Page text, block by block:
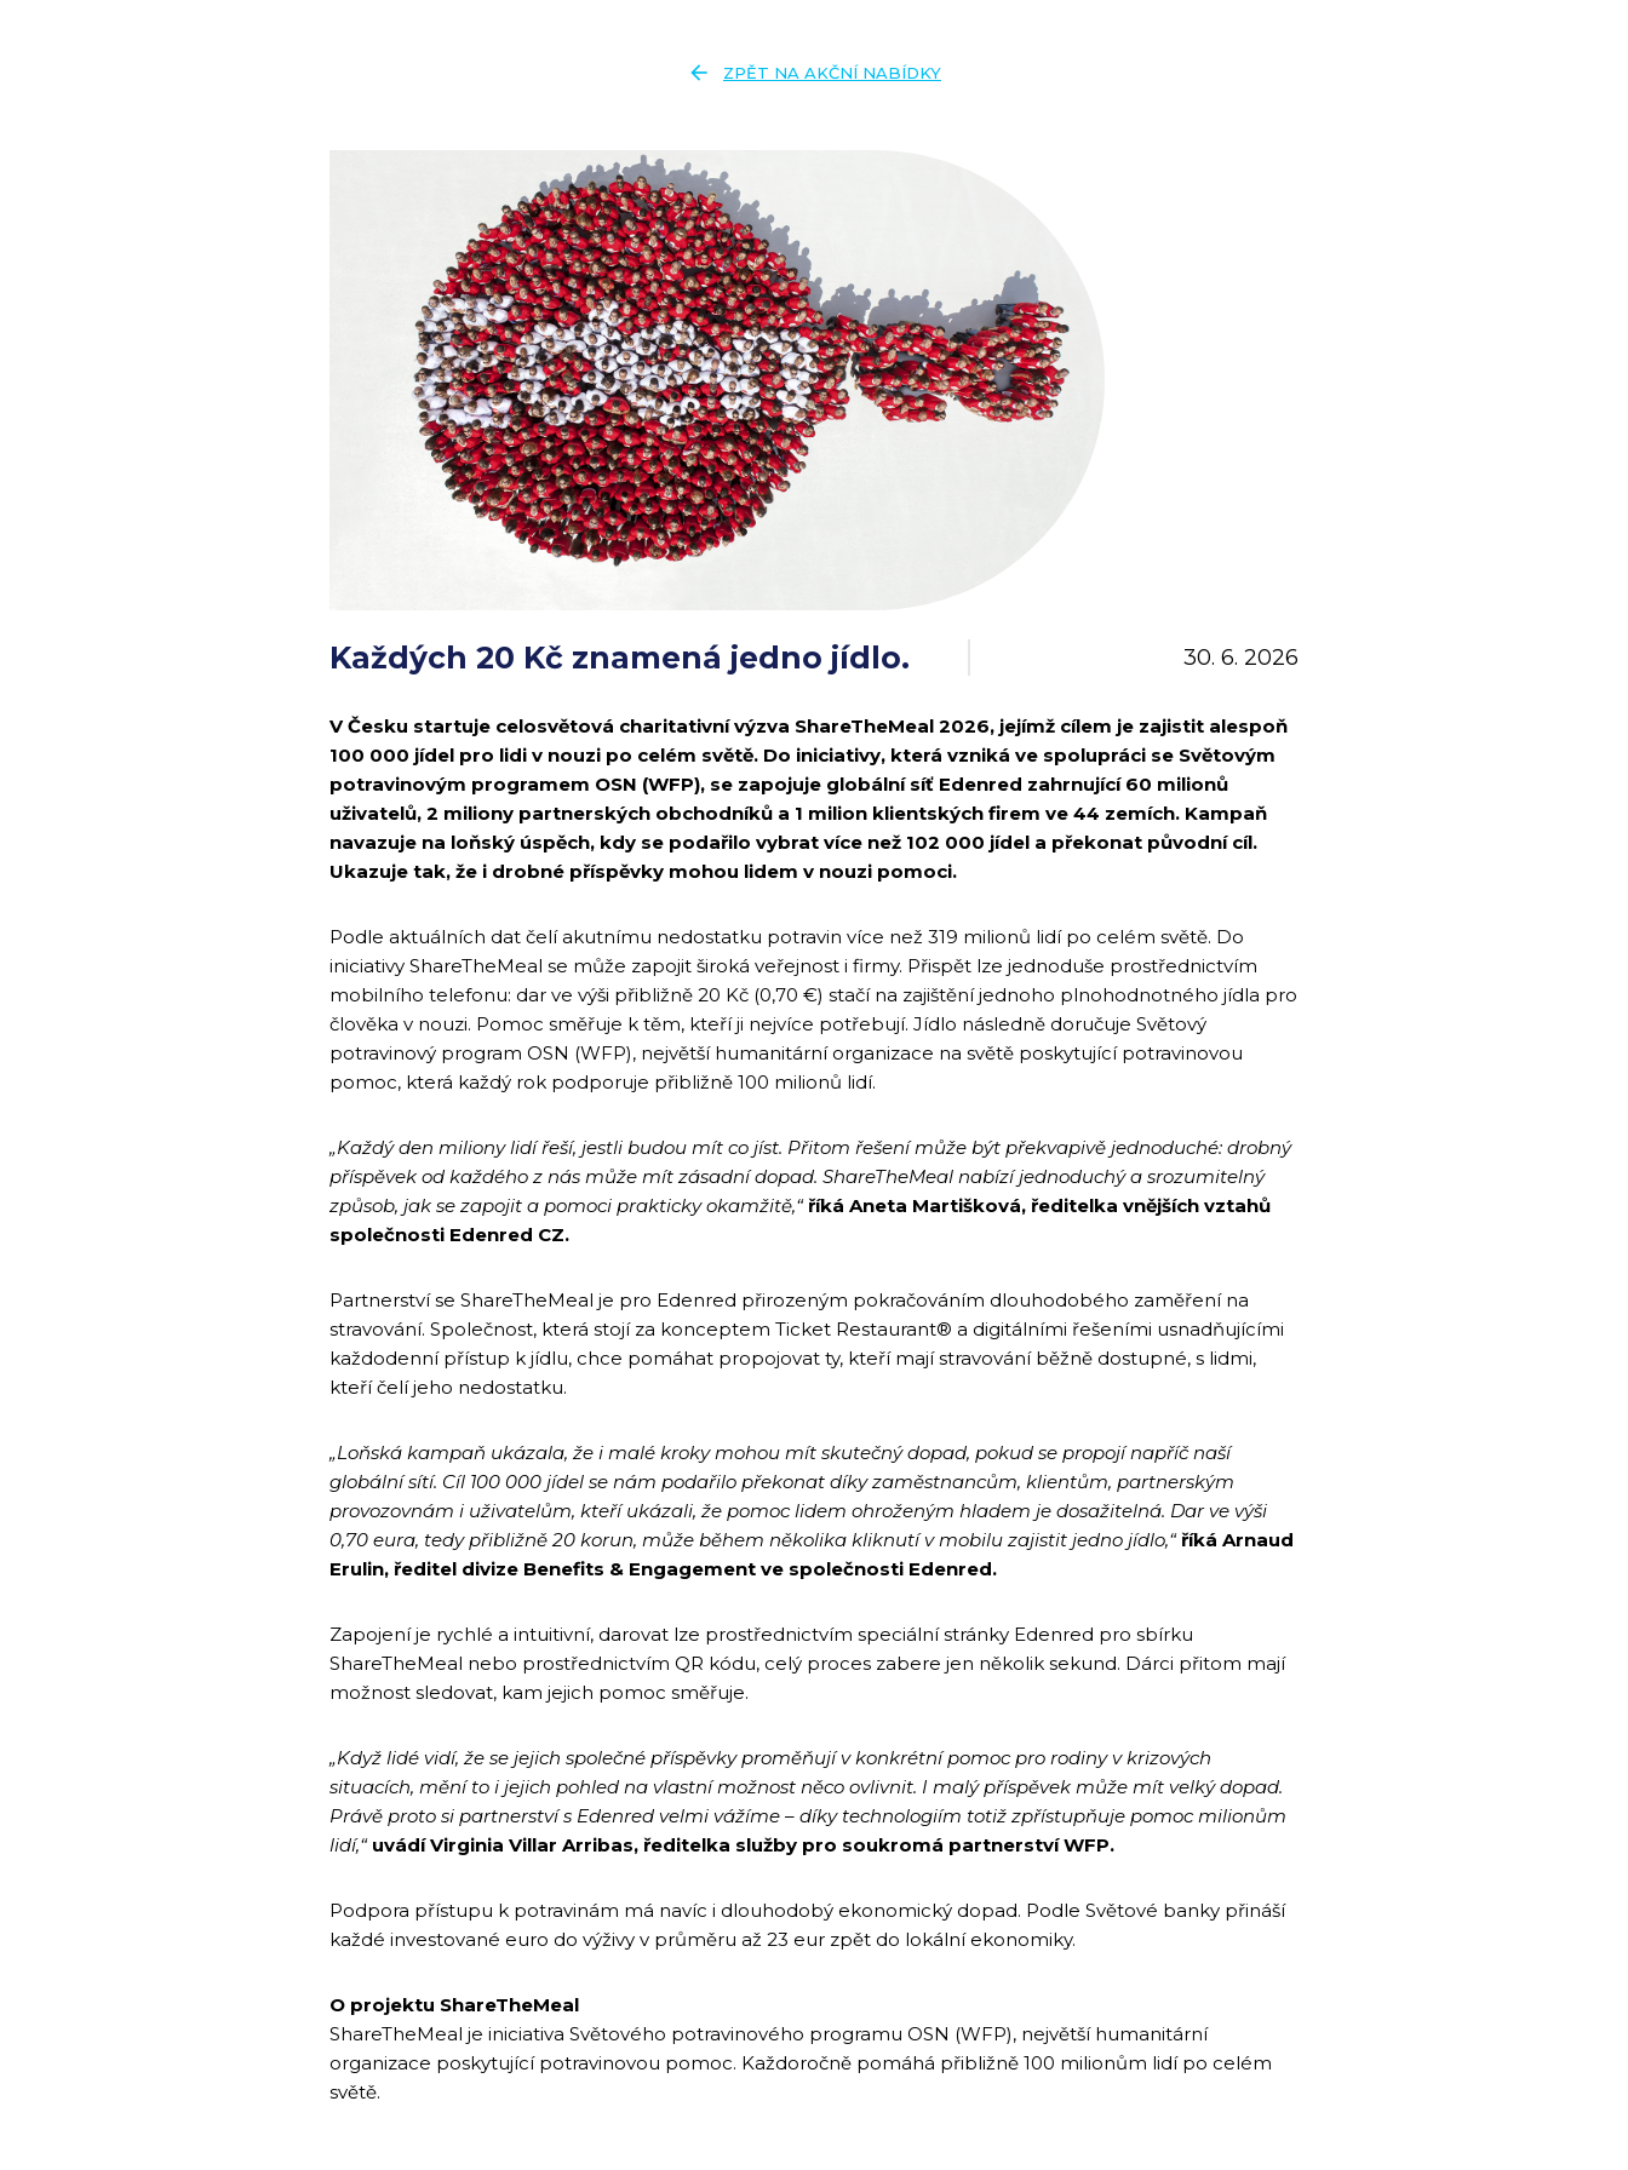
arrow_back ZPĚT NA AKČNÍ NABÍDKY
Každých 20 Kč znamená jedno jídlo. 30. 6. 2026
V Česku startuje celosvětová charitativní výzva ShareTheMeal 2026, jejímž cílem je zajistit alespoň
100 000 jídel pro lidi v nouzi po celém světě. Do iniciativy, která vzniká ve spolupráci se Světovým
potravinovým programem OSN (WFP), se zapojuje globální síť Edenred zahrnující 60 milionů
uživatelů, 2 miliony partnerských obchodníků a 1 milion klientských firem ve 44 zemích. Kampaň
navazuje na loňský úspěch, kdy se podařilo vybrat více než 102 000 jídel a překonat původní cíl.
Ukazuje tak, že i drobné příspěvky mohou lidem v nouzi pomoci.
Podle aktuálních dat čelí akutnímu nedostatku potravin více než 319 milionů lidí po celém světě. Do
iniciativy ShareTheMeal se může zapojit široká veřejnost i firmy. Přispět lze jednoduše prostřednictvím
mobilního telefonu: dar ve výši přibližně 20 Kč (0,70 €) stačí na zajištění jednoho plnohodnotného jídla pro
člověka v nouzi. Pomoc směřuje k těm, kteří ji nejvíce potřebují. Jídlo následně doručuje Světový
potravinový program OSN (WFP), největší humanitární organizace na světě poskytující potravinovou
pomoc, která každý rok podporuje přibližně 100 milionů lidí.
„Každý den miliony lidí řeší, jestli budou mít co jíst. Přitom řešení může být překvapivě jednoduché: drobný
příspěvek od každého z nás může mít zásadní dopad. ShareTheMeal nabízí jednoduchý a srozumitelný
způsob, jak se zapojit a pomoci prakticky okamžitě,“ říká Aneta Martišková, ředitelka vnějších vztahů
společnosti Edenred CZ.
Partnerství se ShareTheMeal je pro Edenred přirozeným pokračováním dlouhodobého zaměření na
stravování. Společnost, která stojí za konceptem Ticket Restaurant® a digitálními řešeními usnadňujícími
každodenní přístup k jídlu, chce pomáhat propojovat ty, kteří mají stravování běžně dostupné, s lidmi,
kteří čelí jeho nedostatku.
„Loňská kampaň ukázala, že i malé kroky mohou mít skutečný dopad, pokud se propojí napříč naší
globální sítí. Cíl 100 000 jídel se nám podařilo překonat díky zaměstnancům, klientům, partnerským
provozovnám i uživatelům, kteří ukázali, že pomoc lidem ohroženým hladem je dosažitelná. Dar ve výši
0,70 eura, tedy přibližně 20 korun, může během několika kliknutí v mobilu zajistit jedno jídlo,“ říká Arnaud
Erulin, ředitel divize Benefits & Engagement ve společnosti Edenred.
Zapojení je rychlé a intuitivní, darovat lze prostřednictvím speciální stránky Edenred pro sbírku
ShareTheMeal nebo prostřednictvím QR kódu, celý proces zabere jen několik sekund. Dárci přitom mají
možnost sledovat, kam jejich pomoc směřuje.
„Když lidé vidí, že se jejich společné příspěvky proměňují v konkrétní pomoc pro rodiny v krizových
situacích, mění to i jejich pohled na vlastní možnost něco ovlivnit. I malý příspěvek může mít velký dopad.
Právě proto si partnerství s Edenred velmi vážíme – díky technologiím totiž zpřístupňuje pomoc milionům
lidí,“ uvádí Virginia Villar Arribas, ředitelka služby pro soukromá partnerství WFP.
Podpora přístupu k potravinám má navíc i dlouhodobý ekonomický dopad. Podle Světové banky přináší
každé investované euro do výživy v průměru až 23 eur zpět do lokální ekonomiky.
O projektu ShareTheMeal
ShareTheMeal je iniciativa Světového potravinového programu OSN (WFP), největší humanitární
organizace poskytující potravinovou pomoc. Každoročně pomáhá přibližně 100 milionům lidí po celém
světě.